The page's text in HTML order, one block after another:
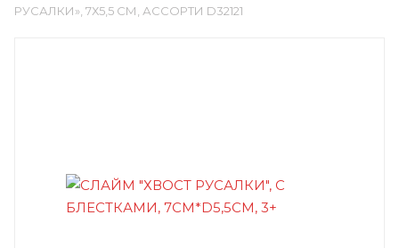
РУСАЛКИ», 7Х5,5 СМ, АССОРТИ D32121